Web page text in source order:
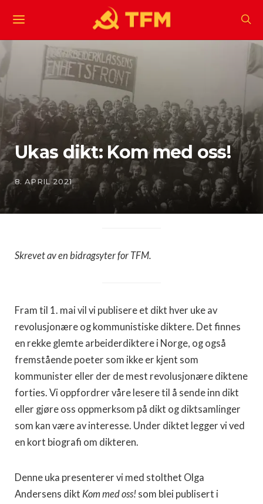
Ukas dikt: Kom med oss!
8. APRIL 2021
Skrevet av en bidragsyter for TFM.
Fram til 1. mai vil vi publisere et dikt hver uke av
revolusjonære og kommunistiske diktere. Det finnes
en rekke glemte arbeiderdiktere i Norge, og også
fremstående poeter som ikke er kjent som
kommunister eller der de mest revolusjonære diktene
forties. Vi oppfordrer våre lesere til å sende inn dikt
eller gjøre oss oppmerksom på dikt og diktsamlinger
som kan være av interesse. Under diktet legger vi ved
en kort biografi om dikteren.
Denne uka presenterer vi med stolthet Olga
Andersens dikt Kom med oss! som blei publisert i